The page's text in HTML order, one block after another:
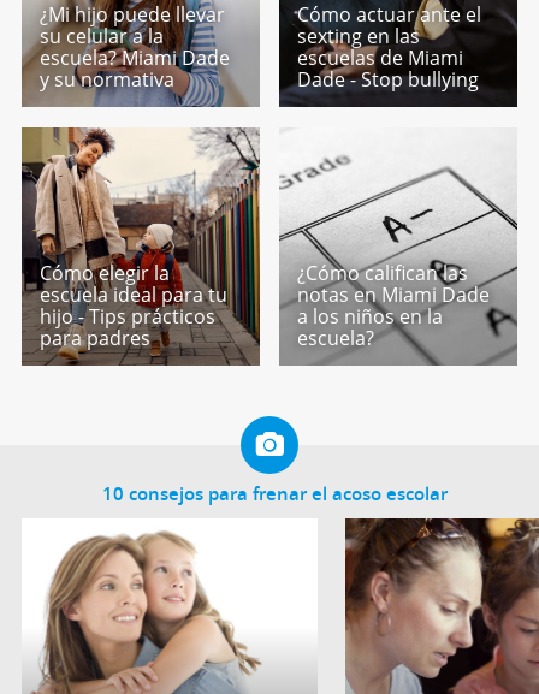
¿Mi hijo puede llevar
su celular a la
escuela? Miami Dade
y su normativa
Cómo actuar ante el
sexting en las
escuelas de Miami
Dade - Stop bullying
Cómo elegir la
escuela ideal para tu
hijo - Tips prácticos
para padres
¿Cómo califican las
notas en Miami Dade
a los niños en la
escuela?
10 consejos para frenar el acoso escolar